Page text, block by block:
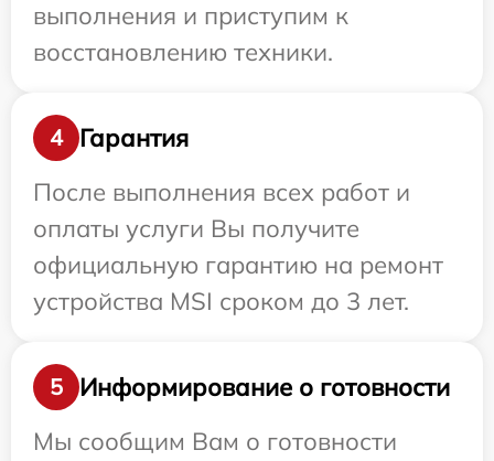
выполнения и приступим к
восстановлению техники.
4
Гарантия
После выполнения всех работ и
оплаты услуги Вы получите
официальную гарантию на ремонт
устройства MSI сроком до 3 лет.
5
Информирование о готовности
Мы сообщим Вам о готовности